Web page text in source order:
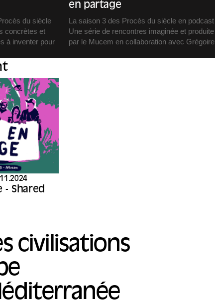
du siècle
concrètes et
à inventer pour
de soin, de
respect, de
des
même
en partage
La saison 3 des Procès du siècle en podcast
Une série de rencontres imaginée et produite
par le Mucem en collaboration avec Grégoire
- Shared
civilisations